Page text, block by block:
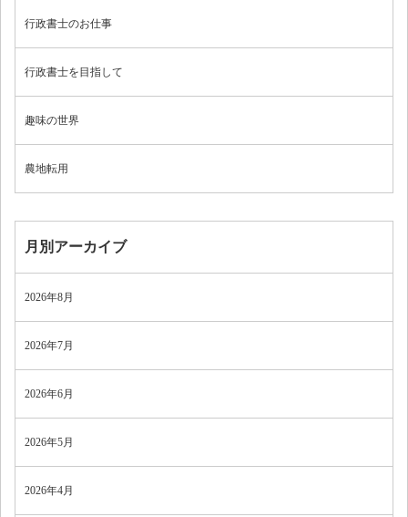
行政書士のお仕事
行政書士を目指して
趣味の世界
農地転用
月別アーカイブ
2026年8月
2026年7月
2026年6月
2026年5月
2026年4月